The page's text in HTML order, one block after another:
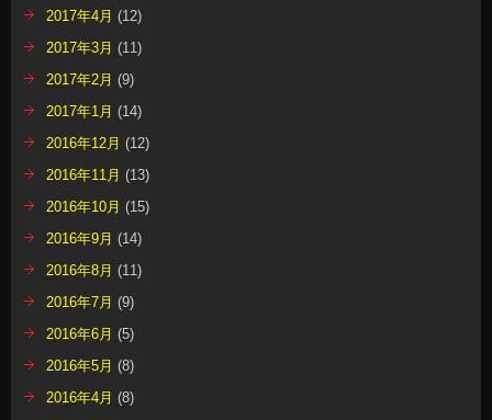
2017年4月 (12)
2017年3月 (11)
2017年2月 (9)
2017年1月 (14)
2016年12月 (12)
2016年11月 (13)
2016年10月 (15)
2016年9月 (14)
2016年8月 (11)
2016年7月 (9)
2016年6月 (5)
2016年5月 (8)
2016年4月 (8)